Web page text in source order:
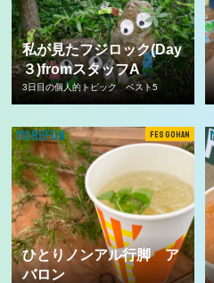
私が見たフジロック(Day
３)fromスタッフA
3日目の個人的トピック ベスト5
MOREFUN FES GOHAN
ひとりノンアル行脚 ア
バロン